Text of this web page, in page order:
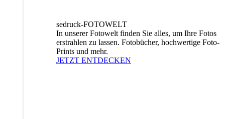
sedruck-FOTOWELT
In unserer Fotowelt finden Sie alles, um Ihre Fotos
erstrahlen zu lassen. Fotobücher, hochwertige Foto-
Prints und mehr.
JETZT ENTDECKEN